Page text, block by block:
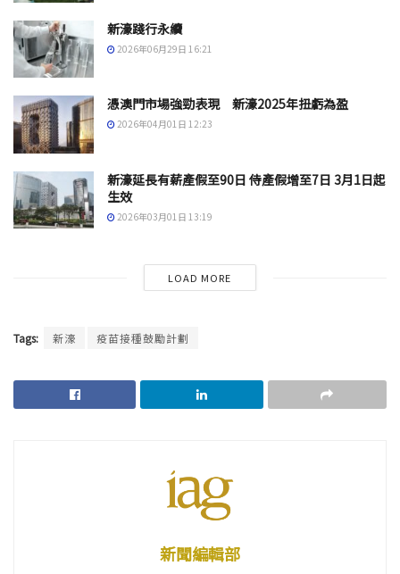
新濠踐行永續
2026年06月29日 16:21
憑澳門市場強勁表現 新濠2025年扭虧為盈
2026年04月01日 12:23
新濠延長有薪產假至90日 侍產假增至7日 3月1日起
生效
2026年03月01日 13:19
LOAD MORE
Tags: 新濠 疫苗接種鼓勵計劃
新聞編輯部